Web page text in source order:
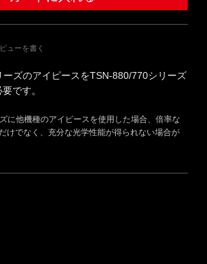
ューを書く
ーズのアイピースをTSN-880/770シリーズ
です。
に他機種のアイピースを使用した場合、倍率な
けでなく、充分な光学性能が得られない場合が